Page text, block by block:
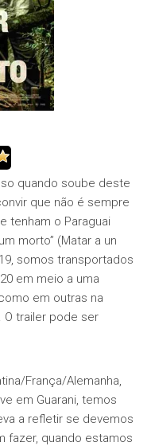
quando soube deste
que não é sempre
tenham o Paraguai
morto” (Matar a un
somos transportados
em meio a uma
em outras na
O trailer pode ser
França/Alemanha,
em Guarani, temos
a refletir se devemos
fazer, quando estamos